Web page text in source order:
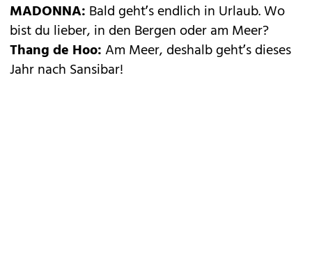
MADONNA: Bald geht’s endlich in Urlaub. Wo
bist du lieber, in den Bergen oder am Meer?
Thang de Hoo:Am Meer, deshalb geht’s dieses
Jahr nach Sansibar!